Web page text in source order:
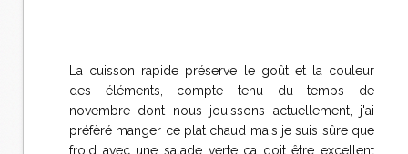
La cuisson rapide préserve le goût et la couleur
des éléments, compte tenu du temps de
novembre dont nous jouissons actuellement, j'ai
préfèré manger ce plat chaud mais je suis sûre que
froid avec une salade verte ça doit être excellent